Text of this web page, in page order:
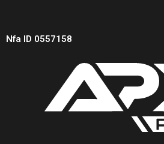
Nfa ID 0557158